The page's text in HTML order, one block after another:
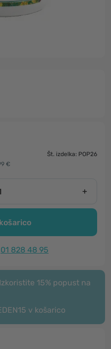
Št. izdelka: POP26
€
+
01 828 48 95
15% popust na
v košarico